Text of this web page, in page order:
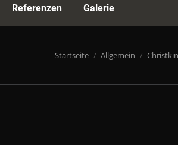
Referenzen Galerie
Du bist hier:
Startseite Allgemein